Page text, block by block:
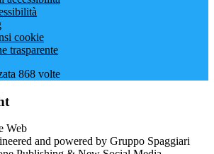
cookie
trasparente
868 volte
and powered by Gruppo Spaggiari